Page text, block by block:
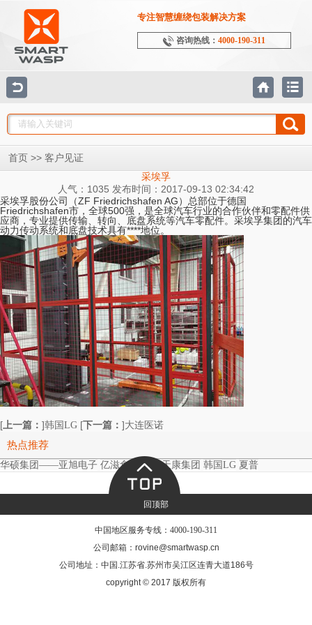
专注智慧缠绕包装解决方案
咨询热线： 4000-190-311
首页 >> 客户见证
采埃孚
人气：1035 发布时间：2017-09-13 02:34:42
采埃孚股份公司（ZF Friedrichshafen AG）总部位于德国
Friedrichshafen市，全球500强，是全球汽车行业的合作伙伴和零配件供
应商，专业提供传输、转向、底盘系统等汽车零配件。采埃孚集团的汽车
动力传动系统和底盘技术具有****地位。
[ 上一篇： ]韩国LG [下一篇： ]大连医诺
热点推荐
华硕集团——亚旭电子 亿滋食品 安徽天康集团 韩国LG 夏普
回顶部
中国地区服务专线： 4000-190-311
公司邮箱：rovine@smartwasp.cn
公司地址：中国.江苏省.苏州市吴江区连青大道186号
copyright © 2017 版权所有